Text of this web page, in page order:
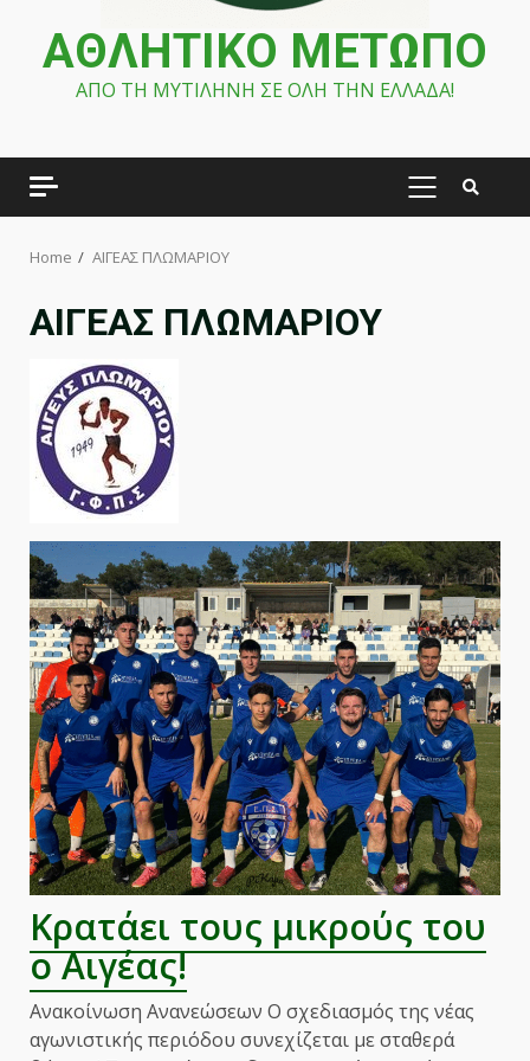
ΑΘΛΗΤΙΚΟ ΜΕΤΩΠΟ
ΑΠΟ ΤΗ ΜΥΤΙΛΗΝΗ ΣΕ ΟΛΗ ΤΗΝ ΕΛΛΑΔΑ!
PRIMARY
Home ΑΙΓΕΑΣ ΠΛΩΜΑΡΙΟΥ
ΑΙΓΕΑΣ ΠΛΩΜΑΡΙΟΥ
Κρατάει τους μικρούς του
ο Αιγέας!
Ανακοίνωση Ανανεώσεων Ο σχεδιασμός της νέας
αγωνιστικής περιόδου συνεχίζεται με σταθερά